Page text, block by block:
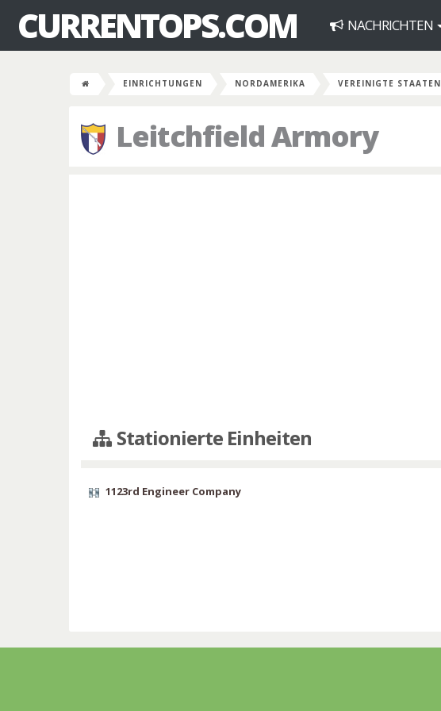
CURRENTOPS.COM NACHRICHTEN
EINRICHTUNGEN NORDAMERIKA VEREINIGTE STAATEN
Leitchfield Armory
Stationierte Einheiten
1123rd Engineer Company